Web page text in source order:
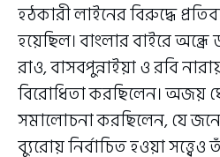
হঠকারী লাইনের বিরুদ্ধে
হয়েছিল। বাংলার বাইরে অন্ধ্রে
রাও, বাসবপুন্নাইয়া ও রবি
বিরোধিতা করছিলেন। অজয়
সমালোচনা করছিলেন, যে
ব্যুরোয় নির্বাচিত হওয়া